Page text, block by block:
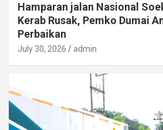
Hamparan jalan Nasional
Kerab Rusak, Pemko Dumai
Perbaikan
July 30, 2026 admin